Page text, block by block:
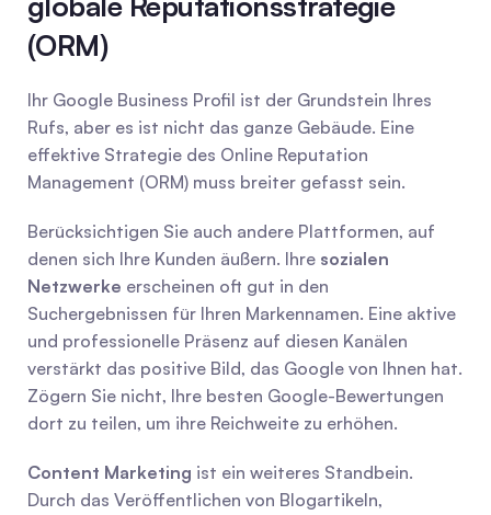
(ORM)
Ihr Google Business Profil ist der Grundstein Ihres
Rufs, aber es ist nicht das ganze Gebäude. Eine
effektive Strategie des Online Reputation
Management (ORM) muss breiter gefasst sein.
Berücksichtigen Sie auch andere Plattformen, auf
denen sich Ihre Kunden äußern. Ihre sozialen
Netzwerke erscheinen oft gut in den
Suchergebnissen für Ihren Markennamen. Eine aktive
und professionelle Präsenz auf diesen Kanälen
verstärkt das positive Bild, das Google von Ihnen hat.
Zögern Sie nicht, Ihre besten Google-Bewertungen
dort zu teilen, um ihre Reichweite zu erhöhen.
Content Marketing ist ein weiteres Standbein.
Durch das Veröffentlichen von Blogartikeln,